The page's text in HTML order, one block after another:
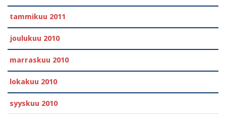
tammikuu 2011
joulukuu 2010
marraskuu 2010
lokakuu 2010
syyskuu 2010